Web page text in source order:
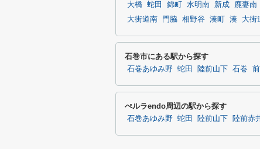
大橋 蛇田 錦町 水明南 新成 鹿妻南
大街道南
門脇 相野谷 湊町 湊 大街
石巻市にある駅から探す
石巻あゆみ野 蛇田 陸前山下 石巻
ぺルラendo周辺の駅から探す
石巻あゆみ野 蛇田 陸前山下 陸前赤